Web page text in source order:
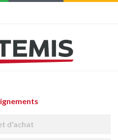
d'achat